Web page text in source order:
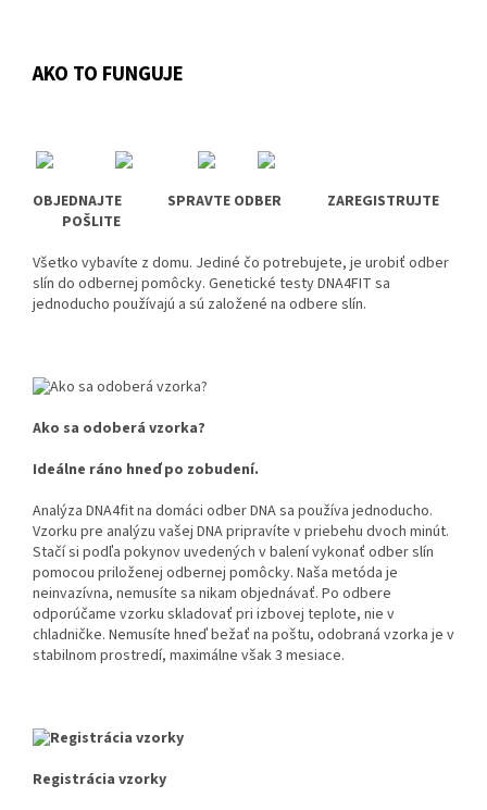
AKO TO FUNGUJE
OBJEDNAJTE SPRAVTE ODBER ZAREGISTRUJTE
POŠLITE
Všetko vybavíte z domu. Jediné čo potrebujete, je urobiť odber
slín do odbernej pomôcky. Genetické testy DNA4FIT sa
jednoducho používajú a sú založené na odbere slín.
Ako sa odoberá vzorka?
Ideálne ráno hneď po zobudení.
Analýza DNA4fit na domáci odber DNA sa používa jednoducho.
Vzorku pre analýzu vašej DNA pripravíte v priebehu dvoch minút.
Stačí si podľa pokynov uvedených v balení vykonať odber slín
pomocou priloženej odbernej pomôcky. Naša metóda je
neinvazívna, nemusíte sa nikam objednávať. Po odbere
odporúčame vzorku skladovať pri izbovej teplote, nie v
chladničke. Nemusíte hneď bežať na poštu, odobraná vzorka je v
stabilnom prostredí, maximálne však 3 mesiace.
Registrácia vzorky